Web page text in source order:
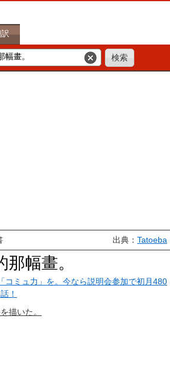
出典： Tatoeba
幅畫。
コミュ力」を。今なら説明会参加で初月480
！
描いた。